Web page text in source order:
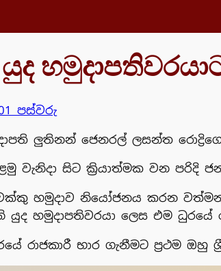
පස්වරු
ලුතිනන් ජෙනරල් ලසන්ත
වැනිදා සිට ක්‍රියාත්මක වන පරිදි
හමුදාව නියෝජනය කරන වත්මන්
යුද හමුදාපතිවරයා ලෙස එම
රාජකාරී භාර ගැනීමට ප්‍රථම